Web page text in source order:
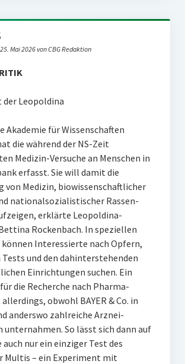
Mai 2026 von CBG Redaktion
der Leopoldina
Akademie für Wissenschaften
die während der NS-Zeit
Medizin-Versuche an Menschen in
erfasst. Sie will damit die
von Medizin, biowissenschaftlicher
nationalsozialistischer Rassen-
erklärte Leopoldina-
Rockenbach. In speziellen
können Interessierte nach Opfern,
und den dahinterstehenden
Einrichtungen suchen. Ein
die Recherche nach Pharma-
obwohl BAYER & Co. in
anderswo zahlreiche Arznei-
unternahmen. So lässt sich dann auf
auch nur ein einziger Test des
Multis – ein Experiment mit